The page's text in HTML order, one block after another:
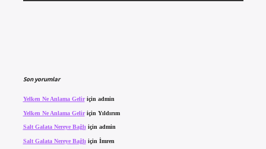
Son yorumlar
Yelken Ne Anlama Geliriçin admin
Yelken Ne Anlama Geliriçin Yıldırım
Salt Galata Nereye Bağlıiçin admin
Salt Galata Nereye Bağlı için İmren